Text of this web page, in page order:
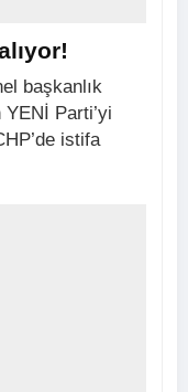
başkanlık
YENİ Parti’yi
istifa